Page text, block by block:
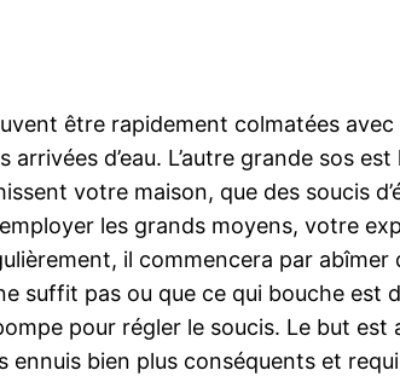
être rapidement colmatées
d’eau. L’autre grande sos
votre maison, que des soucis
les grands moyens, votre
il commencera par
suffit pas ou que ce qui bouche est
pour régler le soucis. Le but
bien plus conséquents et